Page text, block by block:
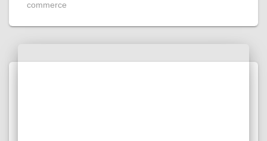
commerce